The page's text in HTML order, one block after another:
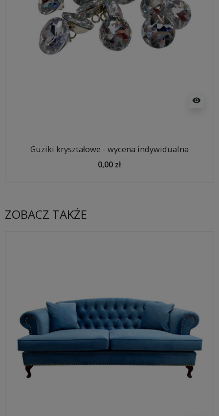
visibility
Guziki kryształowe - wycena indywidualna
0,00 zł
ZOBACZ TAKŻE